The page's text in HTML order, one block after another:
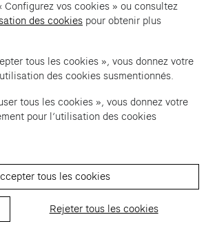
(opens in a new tab)
Data privacy of the organizer(opens in
of the organizer
in a new tab)
privacy policy (opens in a new tab)
Accessibility
tab)
Configurez vos cookies » ou consultez
des cookies pour obtenir plus
tous les cookies », vous donnez votre
des cookies susmentionnés.
tous les cookies », vous donnez votre
pour l’utilisation des cookies
tous les cookies
Rejeter tous les cookies